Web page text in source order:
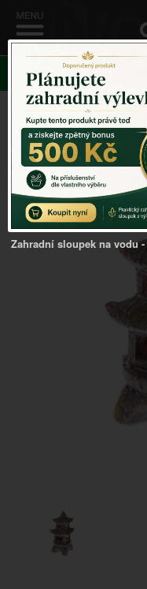
Venkovský domov ->
Zahradní sloupek na vodu